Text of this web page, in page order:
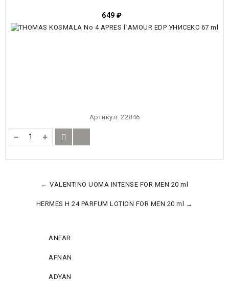
649 ₽
Артикул: 22846
− +
← VALENTINO UOMA INTENSE FOR MEN 20 ml
HERMES H 24 PARFUM LOTION FOR MEN 20 ml →
ANFAR
AFNAN
ADYAN